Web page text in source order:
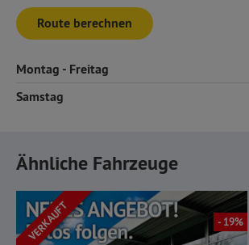
Route berechnen
Montag - Freitag
Samstag
Ähnliche Fahrzeuge
VERKAUFT - 19%